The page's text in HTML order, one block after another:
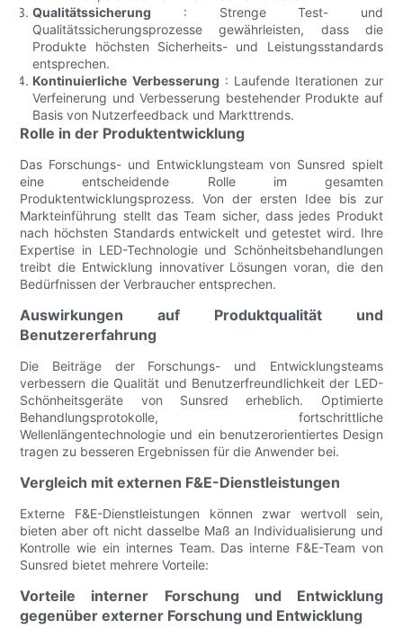
Qualitätssicherung : Strenge Test- und
Qualitätssicherungsprozesse gewährleisten, dass die
Produkte höchsten Sicherheits- und Leistungsstandards
entsprechen.
Kontinuierliche Verbesserung : Laufende Iterationen zur
Verfeinerung und Verbesserung bestehender Produkte auf
Basis von Nutzerfeedback und Markttrends.
Rolle in der Produktentwicklung
Das Forschungs- und Entwicklungsteam von Sunsred spielt
eine entscheidende Rolle im gesamten
Produktentwicklungsprozess. Von der ersten Idee bis zur
Markteinführung stellt das Team sicher, dass jedes Produkt
nach höchsten Standards entwickelt und getestet wird. Ihre
Expertise in LED-Technologie und Schönheitsbehandlungen
treibt die Entwicklung innovativer Lösungen voran, die den
Bedürfnissen der Verbraucher entsprechen.
Auswirkungen auf Produktqualität und
Benutzererfahrung
Die Beiträge der Forschungs- und Entwicklungsteams
verbessern die Qualität und Benutzerfreundlichkeit der LED-
Schönheitsgeräte von Sunsred erheblich. Optimierte
Behandlungsprotokolle, fortschrittliche
Wellenlängentechnologie und ein benutzerorientiertes Design
tragen zu besseren Ergebnissen für die Anwender bei.
Vergleich mit externen F&E-Dienstleistungen
Externe F&E-Dienstleistungen können zwar wertvoll sein,
bieten aber oft nicht dasselbe Maß an Individualisierung und
Kontrolle wie ein internes Team. Das interne F&E-Team von
Sunsred bietet mehrere Vorteile:
Vorteile interner Forschung und Entwicklung
gegenüber externer Forschung und Entwicklung